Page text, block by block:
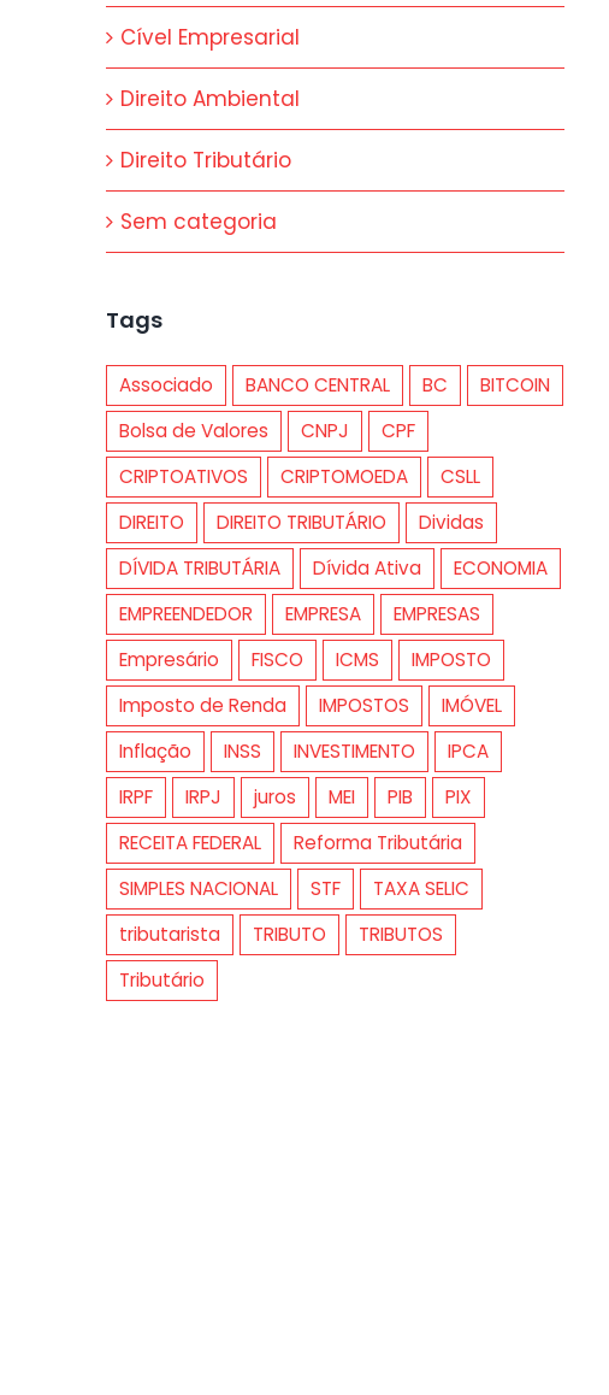
Cível Empresarial
Direito Ambiental
Direito Tributário
Sem categoria
Tags
Associado BANCO CENTRAL BC
BITCOIN
Bolsa de Valores
CNPJ
CPF
CRIPTOATIVOS
CRIPTOMOEDA
CSLL
DIREITO
DIREITO TRIBUTÁRIO
Dividas
DÍVIDA TRIBUTÁRIA
Dívida Ativa
ECONOMIA
EMPREENDEDOR
EMPRESA
EMPRESAS
Empresário
FISCO ICMS
IMPOSTO
Imposto de Renda
IMPOSTOS
IMÓVEL
Inflação
INSS INVESTIMENTO
IPCA
IRPF
IRPJ juros MEI PIB
PIX
RECEITA FEDERAL
Reforma Tributária
SIMPLES NACIONAL
STF
TAXA SELIC
tributarista
TRIBUTO
TRIBUTOS
Tributário